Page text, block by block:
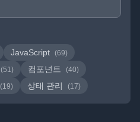
JavaScript (69)
(51) 컴포넌트 (40)
(19) 상태 관리 (17)